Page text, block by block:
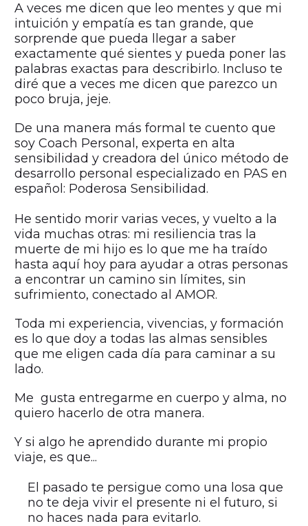
A veces me dicen que leo mentes y que mi
intuición y empatía es tan grande, que
sorprende que pueda llegar a saber
exactamente qué sientes y pueda poner las
palabras exactas para describirlo. Incluso te
diré que a veces me dicen que parezco un
poco bruja, jeje.
De una manera más formal te cuento que
soy Coach Personal, experta en alta
sensibilidad y creadora del único método de
desarrollo personal especializado en PAS en
español: Poderosa Sensibilidad.
He sentido morir varias veces, y vuelto a la
vida muchas otras: mi resiliencia tras la
muerte de mi hijo es lo que me ha traído
hasta aquí hoy para ayudar a otras personas
a encontrar un camino sin límites, sin
sufrimiento, conectado al AMOR.
Toda mi experiencia, vivencias, y formación
es lo que doy a todas las almas sensibles
que me eligen cada día para caminar a su
lado.
Me gusta entregarme en cuerpo y alma, no
quiero hacerlo de otra manera.
Y si algo he aprendido durante mi propio
viaje, es que...
El pasado te persigue como una losa que
no te deja vivir el presente ni el futuro, si
no haces nada para evitarlo.